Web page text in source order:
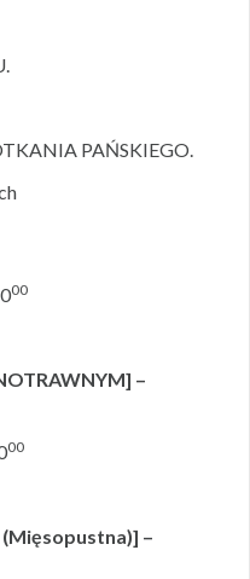
PAŃSKIEGO.
00
–
00
(Mięsopustna)] –